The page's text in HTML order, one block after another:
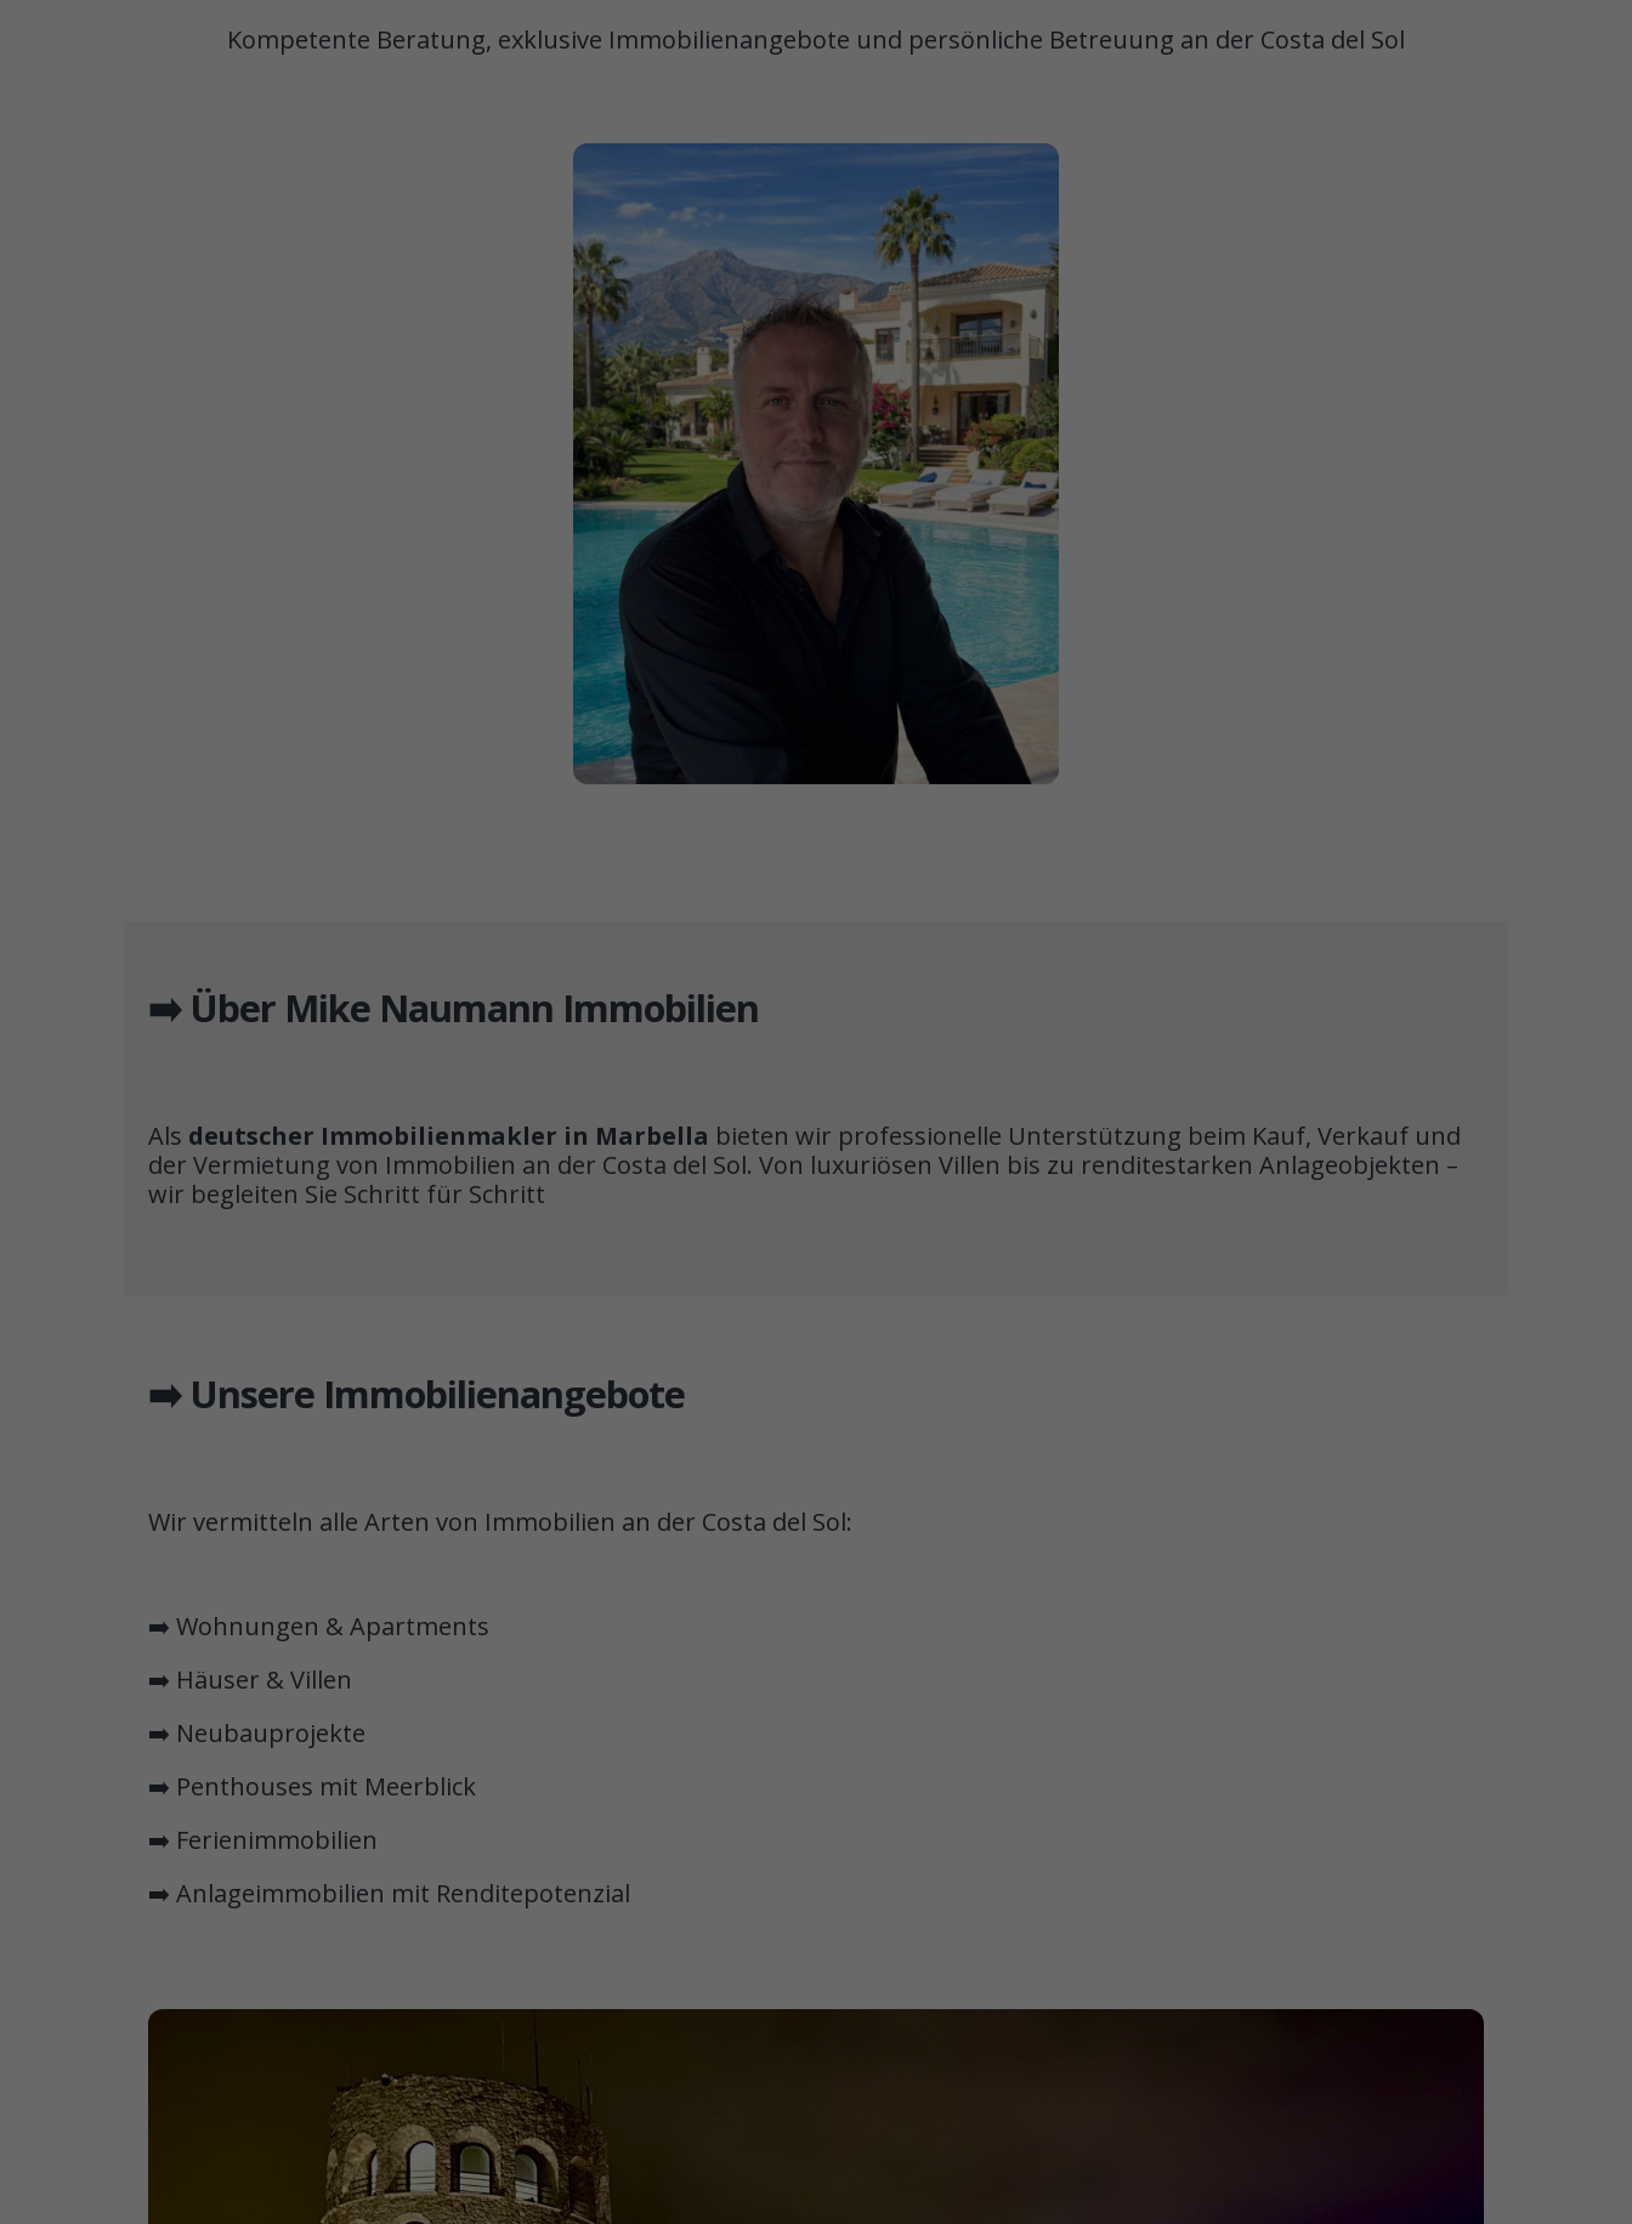
Kompetente Beratung, exklusive Immobilienangebote und persönliche Betreuung an der Costa del Sol
➡️ Über Mike Naumann Immobilien
Als deutscher Immobilienmakler in Marbella bieten wir professionelle Unterstützung beim Kauf, Verkauf und
der Vermietung von Immobilien an der Costa del Sol. Von luxuriösen Villen bis zu renditestarken Anlageobjekten –
wir begleiten Sie Schritt für Schritt
➡️ Unsere Immobilienangebote
Wir vermitteln alle Arten von Immobilien an der Costa del Sol:
➡️ Wohnungen & Apartments
➡️ Häuser & Villen
➡️ Neubauprojekte
➡️ Penthouses mit Meerblick
➡️ Ferienimmobilien
➡️ Anlageimmobilien mit Renditepotenzial